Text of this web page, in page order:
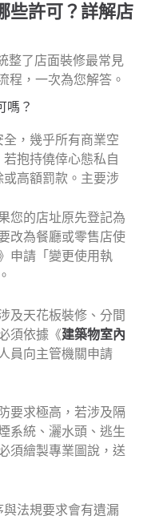
些許可？詳解店
整了店面裝修最常見
程，一次為您解答。
嗎？
，幾乎所有商業空
抱持僥倖心態私自
高額罰款。主要涉
您的店址原先登記為
改為餐廳或零售店使
申請「變更使用執
及天花板裝修、分間
須依據《建築物室內
員向主管機關申請
要求極高，若涉及隔
系統、灑水頭、逃生
須繪製專業圖說，送
法規要求會有遺漏